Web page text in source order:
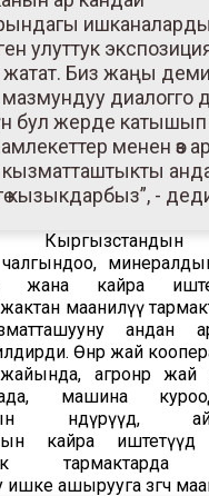
ишканаларды
улуттук
Биз жаңы
диалогго
бул жерде катышып
менен өз
кызматташтыкты
кызыкдарбыз”, -
Кыргызстандын
жана кайра
маанилүү
андан
Өнөр жай
жайында, агроөнөр
машина
өндүрүүдө,
кайра
тармактарда
ашырууга өзгөчө